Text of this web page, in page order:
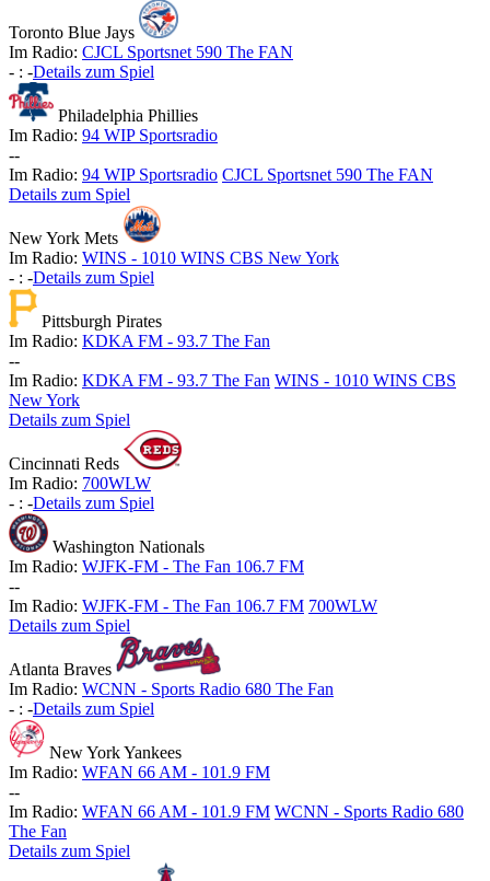
Toronto Blue Jays
Im Radio: CJCL Sportsnet 590 The FAN
- : -Details zum Spiel
Philadelphia Phillies
Im Radio: 94 WIP Sportsradio
--
Im Radio: 94 WIP Sportsradio CJCL Sportsnet 590 The FAN
Details zum Spiel
New York Mets
Im Radio: WINS - 1010 WINS CBS New York
- : -Details zum Spiel
Pittsburgh Pirates
Im Radio: KDKA FM - 93.7 The Fan
--
Im Radio: KDKA FM - 93.7 The Fan WINS - 1010 WINS CBS
New York
Details zum Spiel
Cincinnati Reds
Im Radio: 700WLW
- : -Details zum Spiel
Washington Nationals
Im Radio: WJFK-FM - The Fan 106.7 FM
--
Im Radio: WJFK-FM - The Fan 106.7 FM 700WLW
Details zum Spiel
Atlanta Braves
Im Radio: WCNN - Sports Radio 680 The Fan
- : -Details zum Spiel
New York Yankees
Im Radio: WFAN 66 AM - 101.9 FM
--
Im Radio: WFAN 66 AM - 101.9 FM WCNN - Sports Radio 680
The Fan
Details zum Spiel